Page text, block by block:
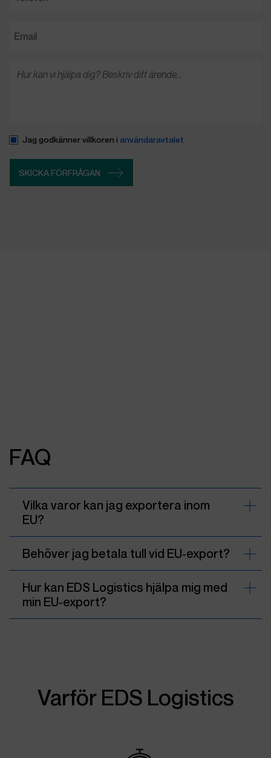
kan
ärende…
Accept
user
terms
and
conditions
Jag godkänner villkoren i användaravtalet
SKICKA FÖRFRÅGAN
FAQ
Vilka varor kan jag exportera inom
EU?
Behöver jag betala tull vid EU-export?
Hur kan EDS Logistics hjälpa mig med
min EU-export?
Varför EDS Logistics